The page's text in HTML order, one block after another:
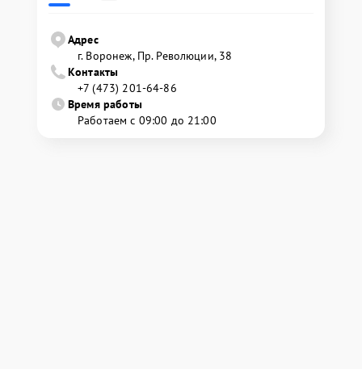
Адрес
г. Воронеж, Пр. Революции, 38
Контакты
+7 (473) 201-64-86
Время работы
Работаем с 09:00 до 21:00